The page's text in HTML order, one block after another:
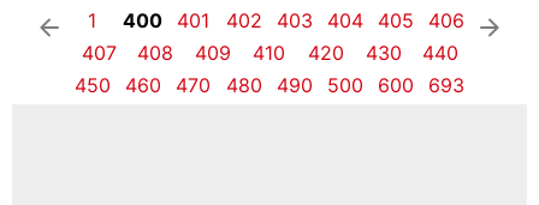
arrow_left 1 400 401 402 403 404 405
406
407
408 409 410 420 430
440
450
460 470 480 490 500 600 693
arrow_right